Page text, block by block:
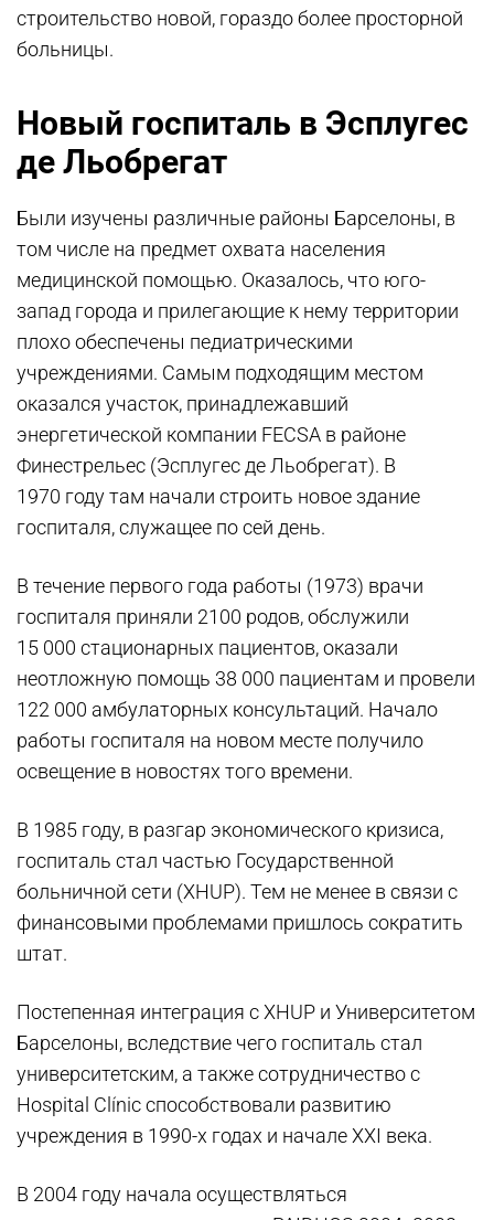
строительство новой, гораздо более просторной
больницы.
Новый госпиталь в Эсплугес
де Льобрегат
Были изучены различные районы Барселоны, в
том числе на предмет охвата населения
медицинской помощью. Оказалось, что юго-
запад города и прилегающие к нему территории
плохо обеспечены педиатрическими
учреждениями. Самым подходящим местом
оказался участок, принадлежавший
энергетической компании FECSA в районе
Финестрельес (Эсплугес де Льобрегат). В
1970 году там начали строить новое здание
госпиталя, служащее по сей день.
В течение первого года работы (1973) врачи
госпиталя приняли 2100 родов, обслужили
15 000 стационарных пациентов, оказали
неотложную помощь 38 000 пациентам и провели
122 000 амбулаторных консультаций. Начало
работы госпиталя на новом месте получило
освещение в новостях того времени.
В 1985 году, в разгар экономического кризиса,
госпиталь стал частью Государственной
больничной сети (XHUP). Тем не менее в связи с
финансовыми проблемами пришлось сократить
штат.
Постепенная интеграция с XHUP и Университетом
Барселоны, вследствие чего госпиталь стал
университетским, а также сотрудничество с
Hospital Clínic способствовали развитию
учреждения в 1990-х годах и начале XXI века.
В 2004 году начала осуществляться